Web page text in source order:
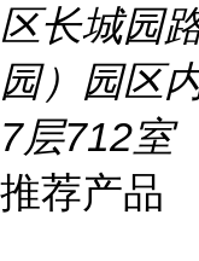
区长城园
园）园区
7层712室
推荐产品